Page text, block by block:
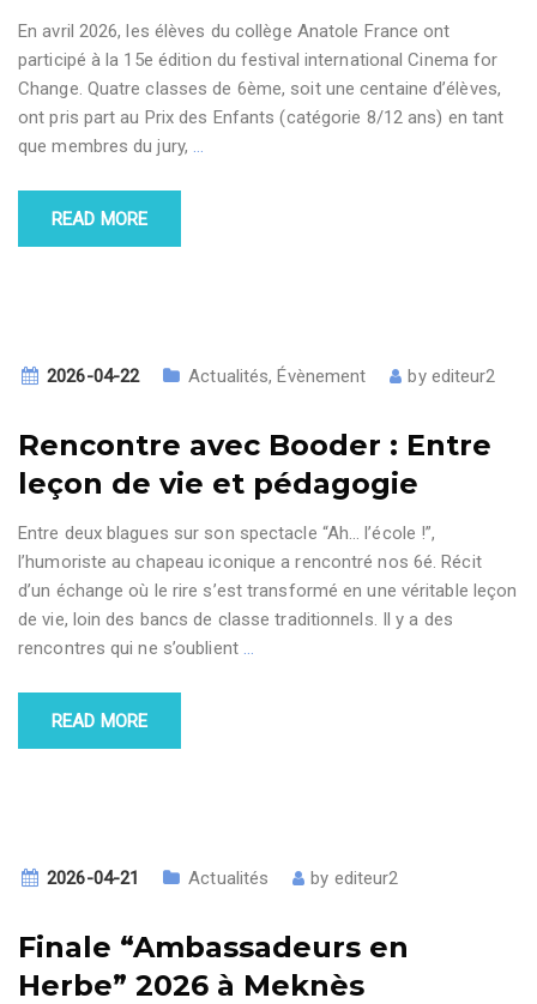
En avril 2026, les élèves du collège Anatole France ont
participé à la 15e édition du festival international Cinema for
Change. Quatre classes de 6ème, soit une centaine d’élèves,
ont pris part au Prix des Enfants (catégorie 8/12 ans) en tant
que membres du jury, …
READ MORE
2026-04-22 Actualités,Évènement by editeur2
Rencontre avec Booder : Entre
leçon de vie et pédagogie
Entre deux blagues sur son spectacle “Ah… l’école !”,
l’humoriste au chapeau iconique a rencontré nos 6é. Récit
d’un échange où le rire s’est transformé en une véritable leçon
de vie, loin des bancs de classe traditionnels. Il y a des
rencontres qui ne s’oublient …
READ MORE
2026-04-21 Actualités by editeur2
Finale “Ambassadeurs en
Herbe” 2026 à Meknès